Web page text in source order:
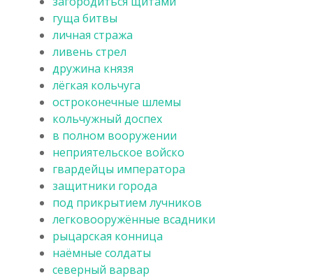
гуща битвы
личная стража
ливень стрел
дружина князя
лёгкая кольчуга
остроконечные шлемы
кольчужный доспех
в полном вооружении
неприятельское войско
гвардейцы императора
защитники города
под прикрытием лучников
легковооружённые всадники
рыцарская конница
наёмные солдаты
северный варвар